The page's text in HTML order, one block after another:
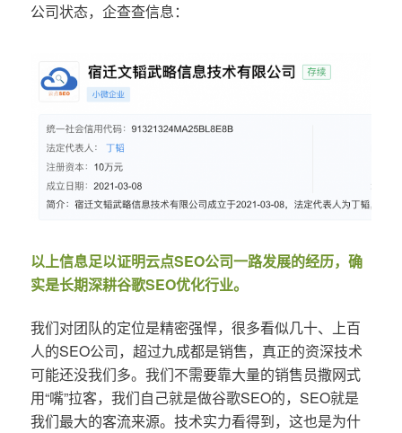
公司状态，企查查信息：
以上信息足以证明云点SEO公司一路发展的经历，确
实是长期深耕谷歌SEO优化行业。
我们对团队的定位是精密强悍，很多看似几十、上百
人的SEO公司，超过九成都是销售，真正的资深技术
可能还没我们多。我们不需要靠大量的销售员撒网式
用“嘴”拉客，我们自己就是做谷歌SEO的，SEO就是
我们最大的客流来源。技术实力看得到，这也是为什